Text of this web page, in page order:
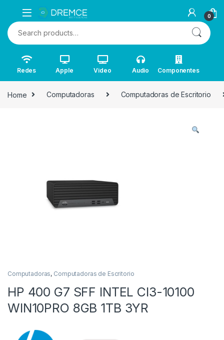
0
Search for:
Redes Apple Video Audio Componentes
Home Computadoras Computadoras de Escritorio
Computadoras, Computadoras de Escritorio
HP 400 G7 SFF INTEL CI3-10100
WIN10PRO 8GB 1TB 3YR